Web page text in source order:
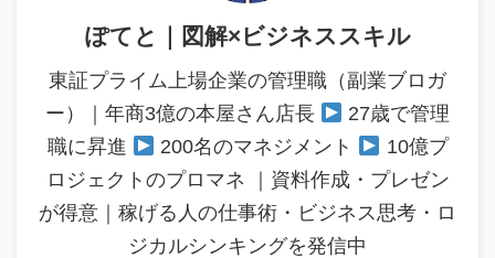
ぽてと｜図解×ビジネススキル
東証プライム上場企業の管理職（副業ブロガ
ー）｜年商3億の本屋さん店長
27歳で管理
職に昇進
200名のマネジメント
10億プ
ロジェクトのプロマネ ｜資料作成・プレゼン
が得意｜稼げる人の仕事術・ビジネス思考・ロ
ジカルシンキングを発信中